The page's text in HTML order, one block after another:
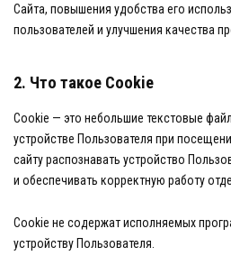
Сайта, повышения удобства его
пользователей и улучшения качества
2. Что такое Cookie
Cookie — это небольшие текстовые
устройстве Пользователя при
сайту распознавать устройство
и обеспечивать корректную работу
Cookie не содержат исполняемых
устройству Пользователя.